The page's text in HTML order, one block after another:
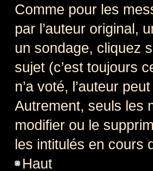
Comme pour les
par l’auteur original,
un sondage, cliquez
sujet (c’est toujours
n’a voté, l’auteur
Autrement, seuls les
modifier ou le
les intitulés en cours
Haut